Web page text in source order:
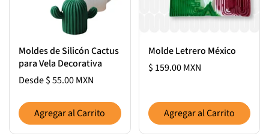
Moldes de Silicón Cactus
para Vela Decorativa
Desde $ 55.00 MXN
Agregar al Carrito
Molde Letrero México
$ 159.00 MXN
Agregar al Carrito